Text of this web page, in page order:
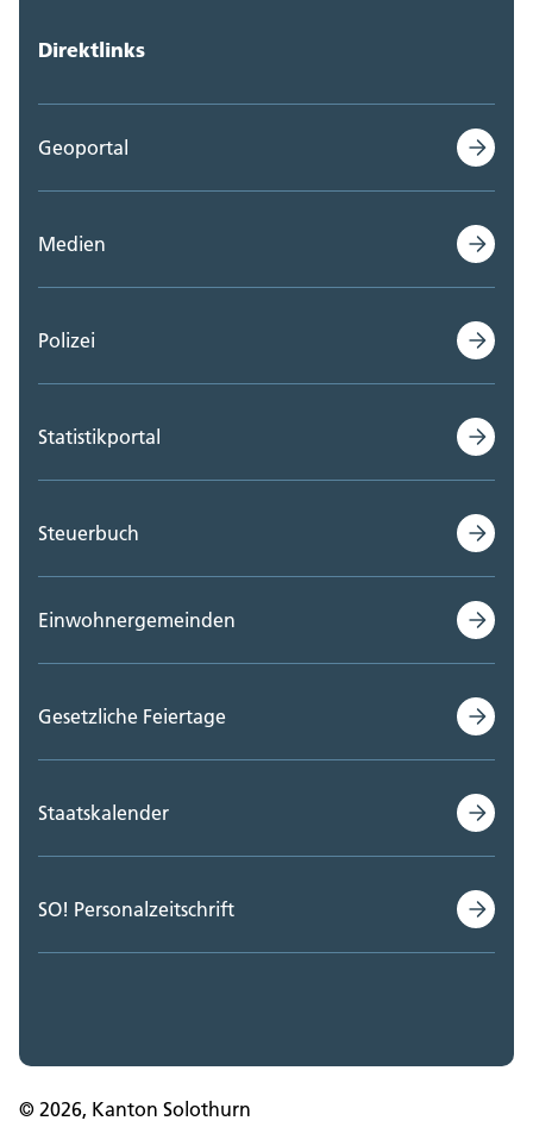
Direktlinks
Geoportal
Medien
Polizei
Statistikportal
Steuerbuch
Einwohnergemeinden
Gesetzliche Feiertage
Staatskalender
SO! Personalzeitschrift
© 2026, Kanton Solothurn